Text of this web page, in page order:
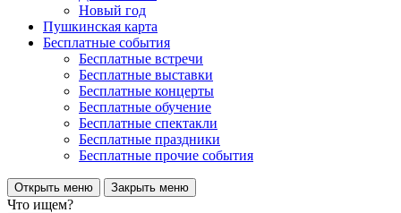
Новый год
Пушкинская карта
Бесплатные события
Бесплатные встречи
Бесплатные выставки
Бесплатные концерты
Бесплатные обучение
Бесплатные спектакли
Бесплатные праздники
Бесплатные прочие события
Открыть меню Закрыть меню
Что ищем?